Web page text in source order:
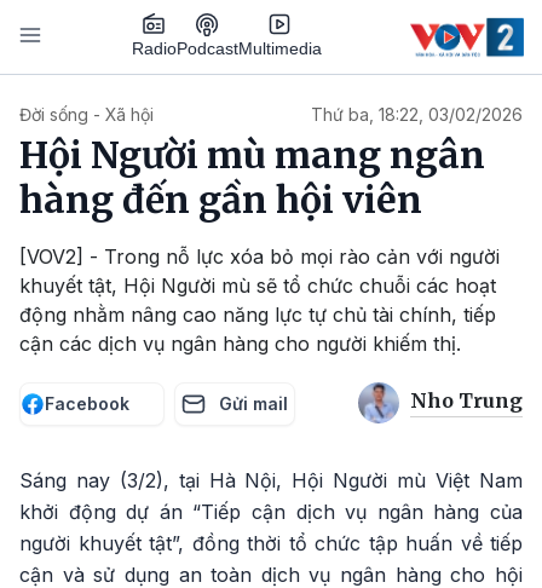
Nhảy đến nội dung
RadioPodcastMultimedia
Đời sống - Xã hội Thứ ba, 18:22, 03/02/2026
Hội Người mù mang ngân
hàng đến gần hội viên
[VOV2] - Trong nỗ lực xóa bỏ mọi rào cản với người
khuyết tật, Hội Người mù sẽ tổ chức chuỗi các hoạt
động nhằm nâng cao năng lực tự chủ tài chính, tiếp
cận các dịch vụ ngân hàng cho người khiếm thị.
Facebook Gửi mail Nho Trung
Sáng nay (3/2), tại Hà Nội, Hội Người mù Việt Nam
khởi động dự án “Tiếp cận dịch vụ ngân hàng của
người khuyết tật”, đồng thời tổ chức tập huấn về tiếp
cận và sử dụng an toàn dịch vụ ngân hàng cho hội